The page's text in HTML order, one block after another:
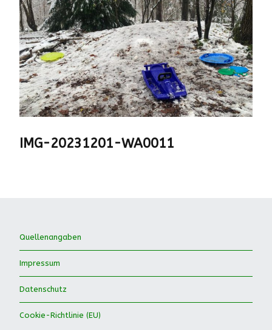
IMG-20231201-WA0011
Quellenangaben
Impressum
Datenschutz
Cookie-Richtlinie (EU)